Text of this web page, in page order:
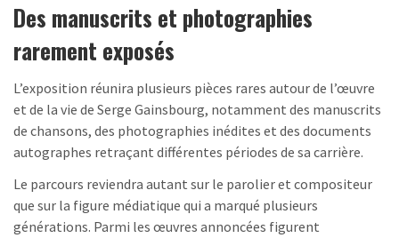
Des manuscrits et photographies
rarement exposés
L’exposition réunira plusieurs pièces rares autour de l’œuvre
et de la vie de Serge Gainsbourg, notamment des manuscrits
de chansons, des photographies inédites et des documents
autographes retraçant différentes périodes de sa carrière.
Le parcours reviendra autant sur le parolier et compositeur
que sur la figure médiatique qui a marqué plusieurs
générations. Parmi les œuvres annoncées figurent